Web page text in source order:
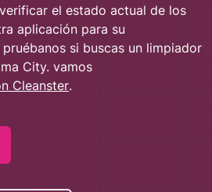
el estado actual de los
aplicación para su
si buscas un limpiador
City. vamos
Cleanster.